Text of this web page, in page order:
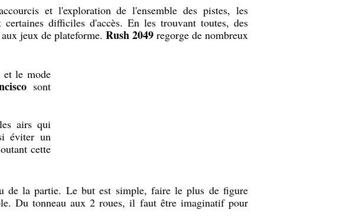
et l'exploration de l'ensemble des pistes, les
difficiles d'accès. En les trouvant toutes, des
jeux de plateforme. Rush 2049 regorge de nombreux
et le mode
sont
airs qui
éviter un
cette
de la partie. Le but est simple, faire le plus de figure
Du tonneau aux 2 roues, il faut être imaginatif pour